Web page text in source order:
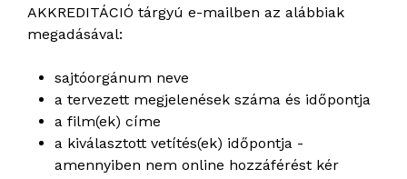
AKKREDITÁCIÓ tárgyú e-mailben az alábbiak
megadásával:
sajtóorgánum neve
a tervezett megjelenések száma és időpontja
a film(ek) címe
a kiválasztott vetítés(ek) időpontja -
amennyiben nem online hozzáférést kér